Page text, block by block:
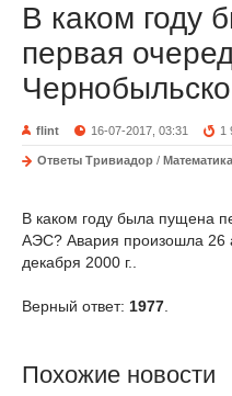
В каком году
первая
flint 16-07-2017, 03:31 1
Ответы Тривиадор /
В каком году была пущена
АЭС? Авария произошла 26
декабря 2000 г..
Верный ответ: 1977
Похожие новости